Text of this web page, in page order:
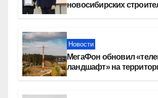
новосибирских
Новости
МегаФон обновил
ландшафт» на